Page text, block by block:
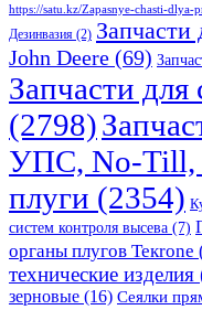
https://satu.kz/Zapasnye-chasti-dlya-
Дезинвазия (2) Запчасти
John Deere (69)
Запчасти для
(2798)
УПС, No-Till,
плуги (2354)
систем контроля высева (7)
органы плугов Текrоne
технические изделия
зерновые (16) Сеялки